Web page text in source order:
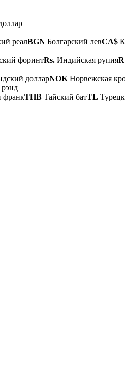
реалBGN Болгарский левCA$
форинтRs. Индийская рупия
долларNOK Норвежская
франкTHB Тайский батTL